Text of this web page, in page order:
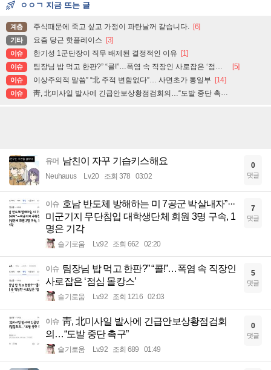
ㅇㅇㄱ 지금 뜨는 글
계층 주식때문에 죽고 싶고 가정이 파탄날꺼 같습니다. [6]
기타 요즘 당근 핫플레이스 [3]
이슈 한기성 1군단장이 직무 배제된 결정적인 이유 [1]
이슈 팀장님 밥 먹고 한판?” “콜!”…폭염 속 직장인 사로잡은 ‘점심 몰캉스’ [5]
이슈 이상주의적 말씀” “北 주적 변함없다”… 사면초가 통일부 [14]
이슈 靑, 北미사일 발사에 긴급안보상황점검회의…“도발 중단 촉구”
유머 남친이 자꾸 기습키스해요
Neuhauus Lv.20 조회 378 03:02
0
댓글
이슈 호남 반도체 방해하는 미 7공군 박살내자”···
미군기지 무단침입 대학생단체 회원 3명 구속, 1
명은 기각
슬기로움 Lv.92 조회 662 02:20
7
댓글
이슈 팀장님 밥 먹고 한판?” “콜!”…폭염 속 직장인
사로잡은 ‘점심 몰캉스’
슬기로움 Lv.92 조회 1216 02:03
5
댓글
이슈 靑, 北미사일 발사에 긴급안보상황점검회
의…“도발 중단 촉구”
슬기로움 Lv.92 조회 689 01:49
0
댓글